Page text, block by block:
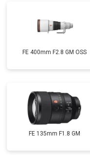
FE 400mm F2.8 GM OSS
FE 135mm F1.8 GM